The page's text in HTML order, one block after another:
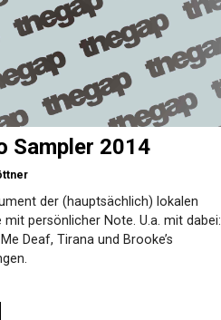
Sampler 2014
der (hauptsächlich) lokalen
mit persönlicher Note. U.a. mit dabei:
Deaf, Tirana und Brooke’s